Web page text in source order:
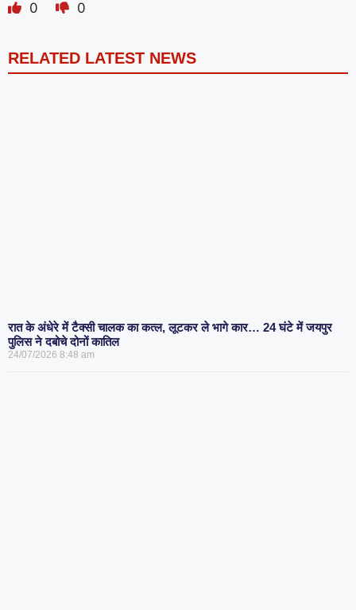
0 0
RELATED LATEST NEWS
रात के अंधेरे में टैक्सी चालक का कत्ल, लूटकर ले भागे कार… 24 घंटे में जयपुर
पुलिस ने दबोचे दोनों कातिल
24/07/2026 8:48 am